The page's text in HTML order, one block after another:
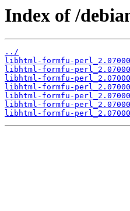
Index of /
../
libhtml-formfu-
libhtml-formfu-
libhtml-formfu-
libhtml-formfu-
libhtml-formfu-
libhtml-formfu-
libhtml-formfu-